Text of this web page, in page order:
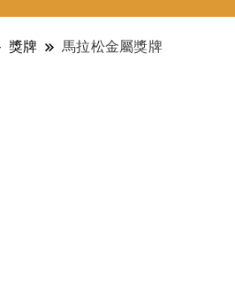
獎牌 馬拉松金屬獎牌